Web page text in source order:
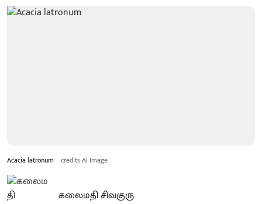
Acacia latronum credits AI Image
கலைமதி சிவகுரு